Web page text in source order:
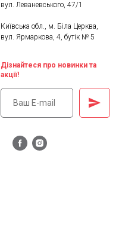
вул. Леваневського, 47/1
Київська обл., м. Біла Церква,
вул. Ярмаркова, 4, бутік № 5
Дізнайтеся про новинки та
акції!